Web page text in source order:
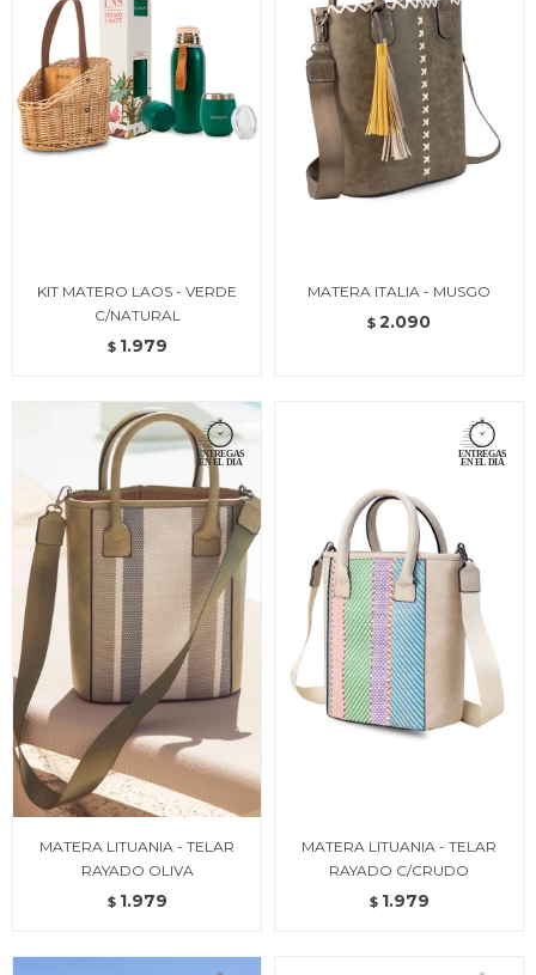
KIT MATERO LAOS - VERDE
C/NATURAL
$ 1.979
MATERA ITALIA - MUSGO
$ 2.090
MATERA LITUANIA - TELAR
RAYADO OLIVA
$ 1.979
MATERA LITUANIA - TELAR
RAYADO C/CRUDO
$ 1.979